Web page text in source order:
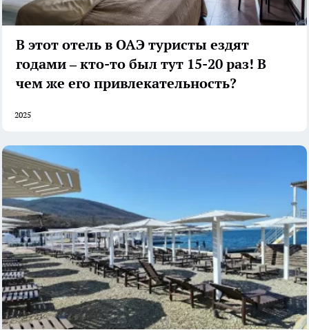
В этот отель в ОАЭ туристы ездят
годами – кто-то был тут 15-20 раз! В
чем же его привлекательность?
2025